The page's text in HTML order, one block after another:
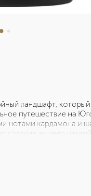
ландшафт, который
путешествие на
нотами кардамона и
сладкие акценты
пачули и